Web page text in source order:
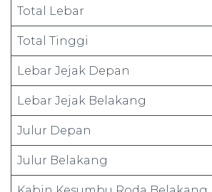
Total Lebar
Total Tinggi
Lebar Jejak Depan
Lebar Jejak Belakang
Julur Depan
Julur Belakang